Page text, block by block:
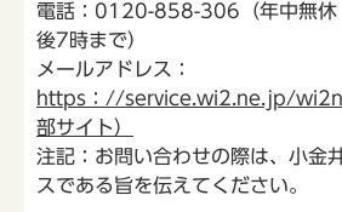
電話：0120-858-306（年中無
後7時まで）
メールアドレス：
https：//service.wi2.ne.jp/
部サイト）
注記：お問い合わせの際は、小金
スである旨を伝えてください。